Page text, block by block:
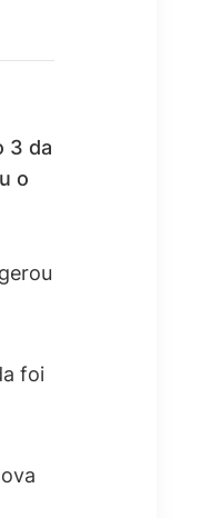
3 da
o
foi